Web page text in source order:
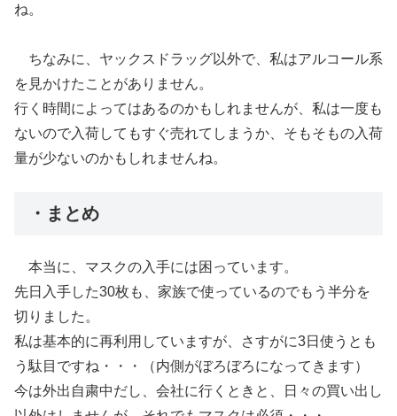
ね。
ちなみに、ヤックスドラッグ以外で、私はアルコール系
を見かけたことがありません。
行く時間によってはあるのかもしれませんが、私は一度も
ないので入荷してもすぐ売れてしまうか、そもそもの入荷
量が少ないのかもしれませんね。
・まとめ
本当に、マスクの入手には困っています。
先日入手した30枚も、家族で使っているのでもう半分を
切りました。
私は基本的に再利用していますが、さすがに3日使うとも
う駄目ですね・・・（内側がぼろぼろになってきます）
今は外出自粛中だし、会社に行くときと、日々の買い出し